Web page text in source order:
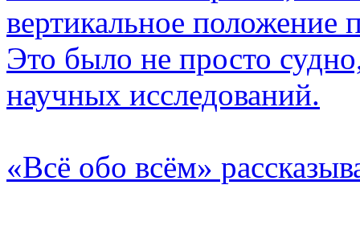
вертикальное положение
Это было не просто
научных исследований.
«Всё обо всём»